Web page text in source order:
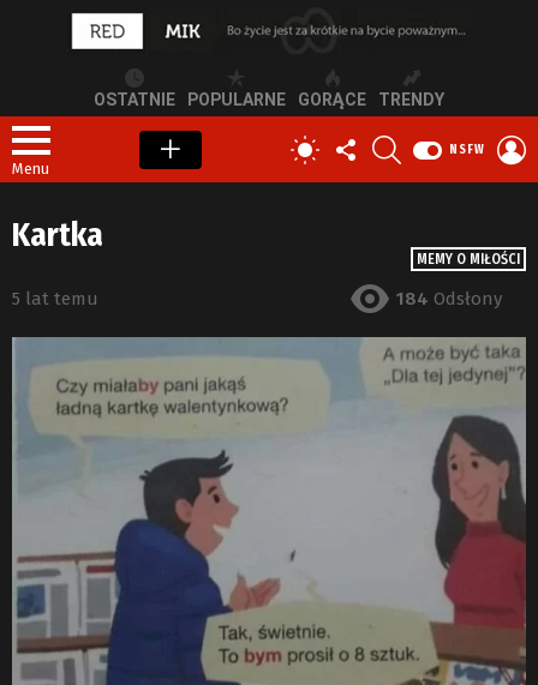
OSTATNIE POPULARNE GORĄCE TRENDY
Menu
PRZEŁĄCZ
SKÓRKĘ
OBSERWUJ
NAS
NSFW
MEMY O MIŁOŚCI
Kartka
5 lat temu 184 Odsłony